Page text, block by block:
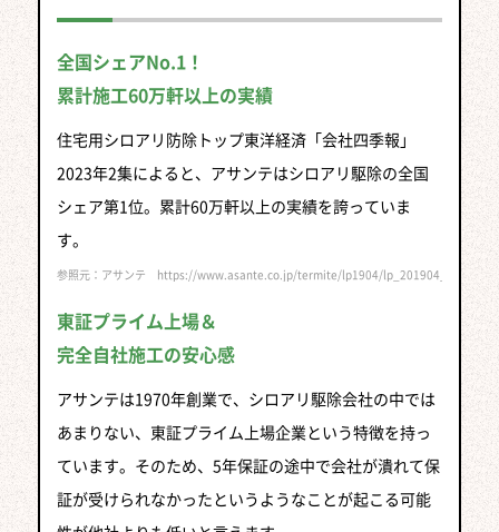
全国シェアNo.1！
累計施工60万軒以上の実績
住宅用シロアリ防除トップ東洋経済「会社四季報」
2023年2集によると、アサンテはシロアリ駆除の全国
シェア第1位。累計60万軒以上の実績を誇っていま
す。
参照元：アサンテ https://www.asante.co.jp/termite/lp1904/lp_201904_a.php
東証プライム上場＆
完全自社施工の安心感
アサンテは1970年創業で、シロアリ駆除会社の中では
あまりない、東証プライム上場企業という特徴を持っ
ています。そのため、5年保証の途中で会社が潰れて保
証が受けられなかったというようなことが起こる可能